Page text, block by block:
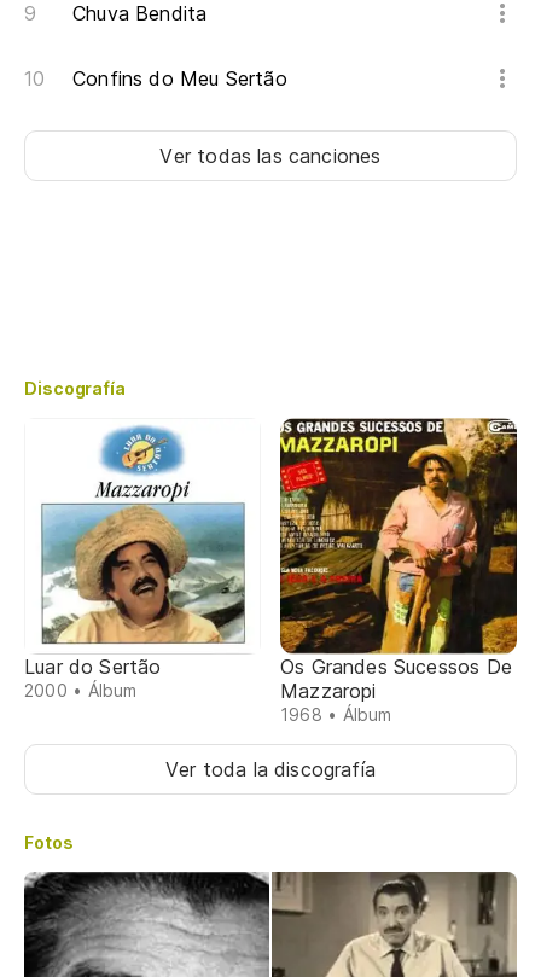
Chuva Bendita
Confins do Meu Sertão
Ver todas las canciones
Discografía
Luar do Sertão
2000 • Álbum
Os Grandes Sucessos De
Mazzaropi
1968 • Álbum
Ver toda la discografía
Fotos